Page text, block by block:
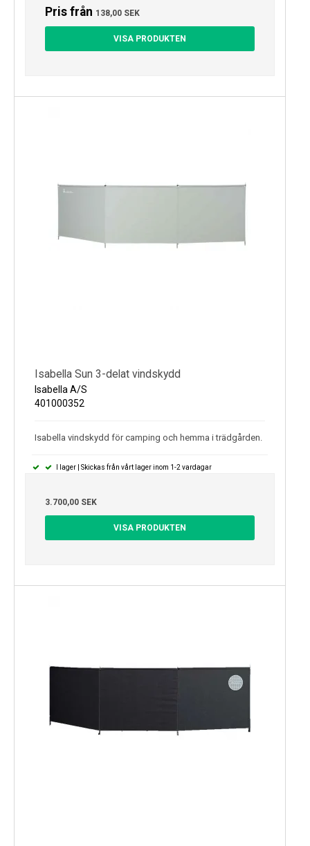
Pris från 138,00 SEK
VISA PRODUKTEN
Isabella Sun 3-delat vindskydd
Isabella A/S
401000352
Isabella vindskydd för camping och hemma i trädgården.
I lager | Skickas från vårt lager inom 1-2 vardagar
3.700,00 SEK
VISA PRODUKTEN